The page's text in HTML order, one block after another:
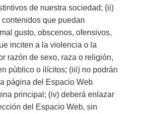
de nuestra sociedad; (ii)
que puedan
gusto, obscenos, ofensivos,
inciten a la violencia o la
razón de sexo, raza o religión,
público o ilícitos; (iii) no podrán
página del Espacio Web
principal; (iv) deberá enlazar
del Espacio Web, sin